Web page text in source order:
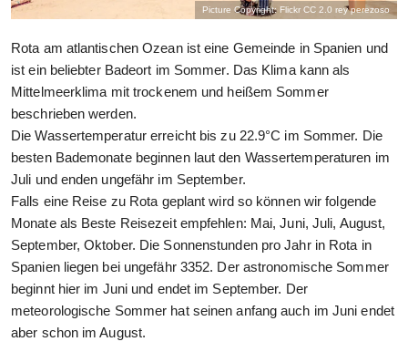
Picture Copyright: Flickr CC 2.0 rey perezoso
Rota am atlantischen Ozean ist eine Gemeinde in Spanien und
ist ein beliebter Badeort im Sommer. Das Klima kann als
Mittelmeerklima mit trockenem und heißem Sommer
beschrieben werden.
Die Wassertemperatur erreicht bis zu 22.9°C im Sommer. Die
besten Bademonate beginnen laut den Wassertemperaturen im
Juli und enden ungefähr im September.
Falls eine Reise zu Rota geplant wird so können wir folgende
Monate als Beste Reisezeit empfehlen: Mai, Juni, Juli, August,
September, Oktober. Die Sonnenstunden pro Jahr in Rota in
Spanien liegen bei ungefähr 3352. Der astronomische Sommer
beginnt hier im Juni und endet im September. Der
meteorologische Sommer hat seinen anfang auch im Juni endet
aber schon im August.